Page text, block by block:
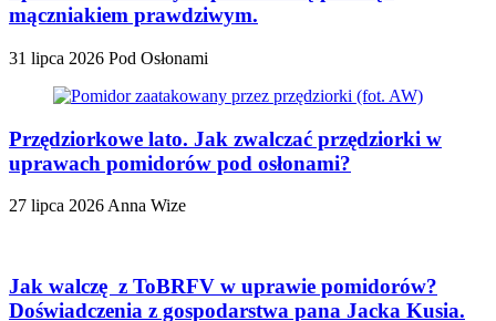
mączniakiem prawdziwym.
31 lipca 2026 Pod Osłonami
Przędziorkowe lato. Jak zwalczać przędziorki w
uprawach pomidorów pod osłonami?
27 lipca 2026 Anna Wize
Jak walczę z ToBRFV w uprawie pomidorów?
Doświadczenia z gospodarstwa pana Jacka Kusia.